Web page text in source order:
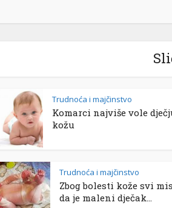
Trudnoća i majčinstvo
Komarci najviše vole
kožu
Trudnoća i majčinstvo
Zbog bolesti kože svi
da je maleni dječak...